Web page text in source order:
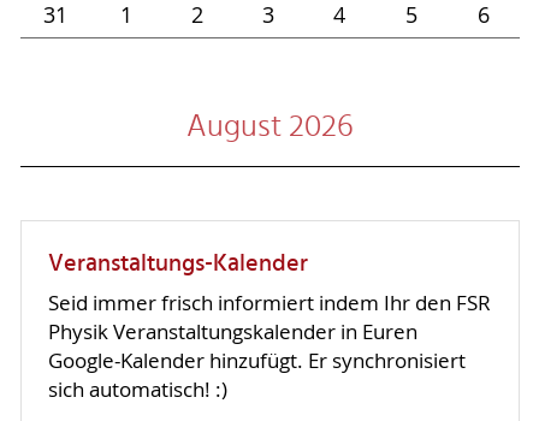
31
1 2 3 4 5 6
August 2026
Veranstaltungs-Kalender
Seid immer frisch informiert indem Ihr den FSR
Physik Veranstaltungskalender in Euren
Google-Kalender hinzufügt. Er synchronisiert
sich automatisch! :)